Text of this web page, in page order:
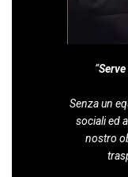
“
Senza un
sociali ed
nostro